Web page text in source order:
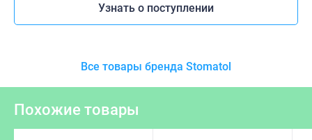
Узнать о поступлении
Все товары бренда Stomatol
Похожие товары